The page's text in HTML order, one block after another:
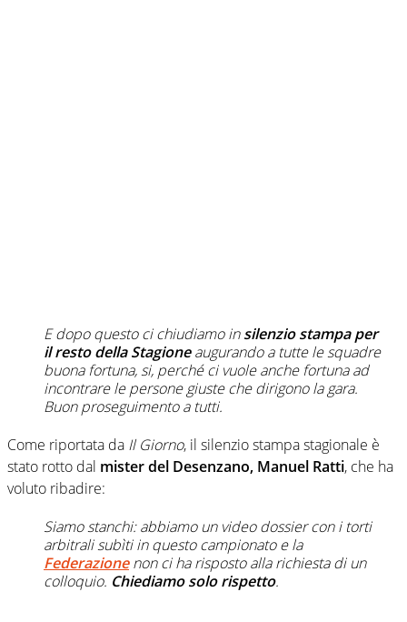
E dopo questo ci chiudiamo insilenzio stampa per
il resto della Stagioneaugurando a tutte le squadre
buona fortuna, si, perché ci vuole anche fortuna ad
incontrare le persone giuste che dirigono la gara.
Buon proseguimento a tutti.
Come riportata da Il Giorno, il silenzio stampa stagionale è
stato rotto dal mister del Desenzano, Manuel Ratti, che ha
voluto ribadire:
Siamo stanchi: abbiamo un video dossier con i torti
arbitrali subìti in questo campionato e la
Federazionenon ci ha risposto alla richiesta di un
colloquio. Chiediamo solo rispetto.